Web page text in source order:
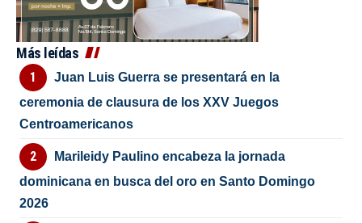
Más leídas
Juan Luis Guerra se presentará en la
ceremonia de clausura de los XXV Juegos
Centroamericanos
Marileidy Paulino encabeza la jornada
dominicana en busca del oro en Santo Domingo
2026